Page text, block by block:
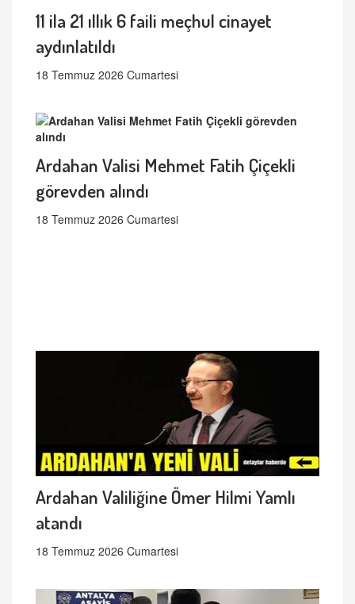
11 ila 21 ıllık 6 faili meçhul cinayet
aydınlatıldı
18 Temmuz 2026 Cumartesi
Ardahan Valisi Mehmet Fatih Çiçekli
görevden alındı
18 Temmuz 2026 Cumartesi
Ardahan Valiliğine Ömer Hilmi Yamlı
atandı
18 Temmuz 2026 Cumartesi